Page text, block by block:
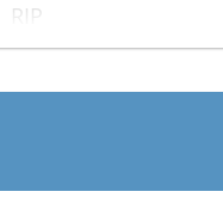
RIP
Herr Oberstleutnant